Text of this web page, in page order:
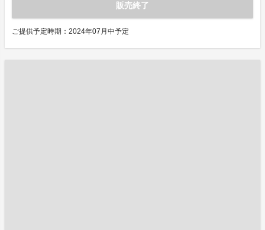
販売終了
ご提供予定時期：2024年07月中予定